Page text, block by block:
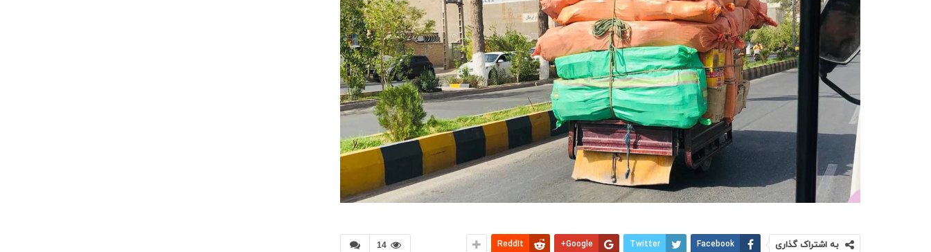
14 به اشتراک گذاری Facebook
Twitter
Google+
ReddIt